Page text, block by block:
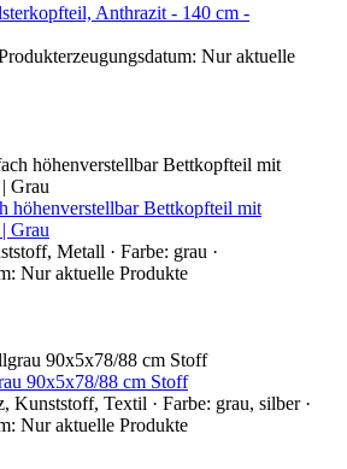
Anthrazit - 140 cm -
Nur aktuelle
höhenverstellbar Bettkopfteil mit
Grau
Metall · Farbe: grau ·
Nur aktuelle Produkte
90x5x78/88 cm Stoff
Kunststoff, Textil · Farbe: grau, silber ·
Nur aktuelle Produkte